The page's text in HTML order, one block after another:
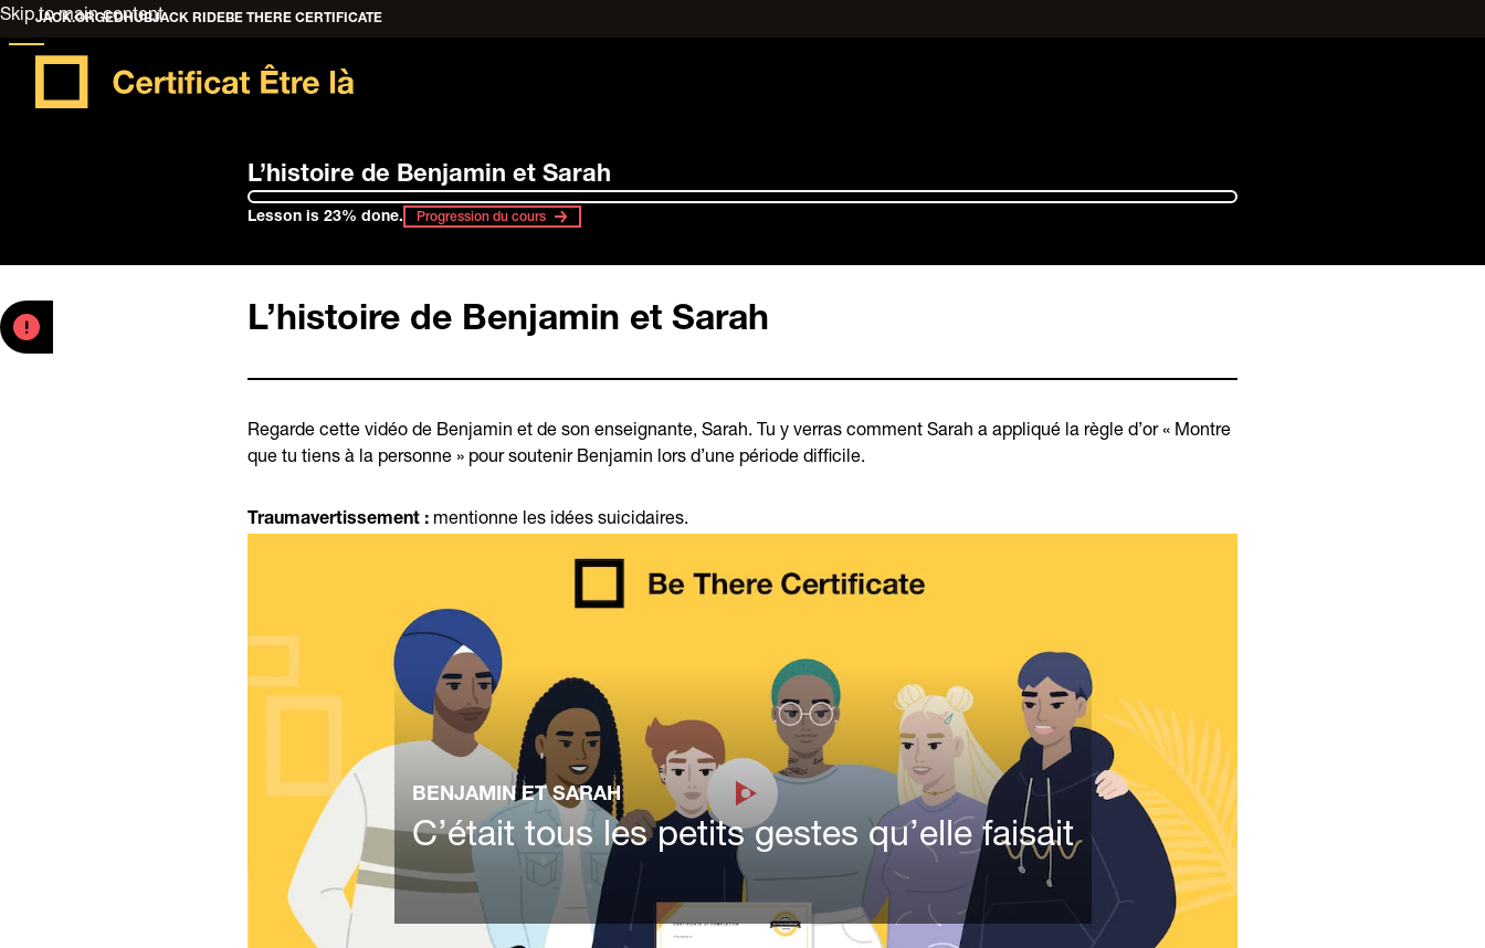
Skip to main content
JACK.ORGEDHUBJACK RIDEBE THERE CERTIFICATE
L’histoire de Benjamin et Sarah
Lesson is 23% done. Progression du cours
L’histoire de Benjamin et Sarah
Regarde cette vidéo de Benjamin et de son enseignante, Sarah. Tu y verras comment Sarah a appliqué la règle d’or « Montre
que tu tiens à la personne » pour soutenir Benjamin lors d’une période difficile.
Traumavertissement : mentionne les idées suicidaires.
BENJAMIN ET SARAH
C’était tous les petits gestes qu’elle faisait